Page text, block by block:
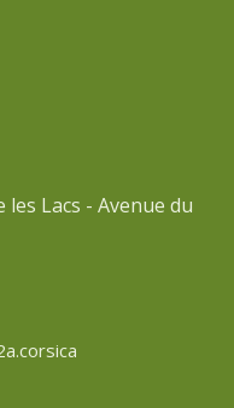
les Lacs - Avenue du